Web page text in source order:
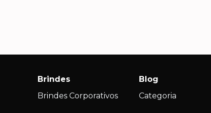
Brindes
Brindes Corporativos
Blog
Categoria